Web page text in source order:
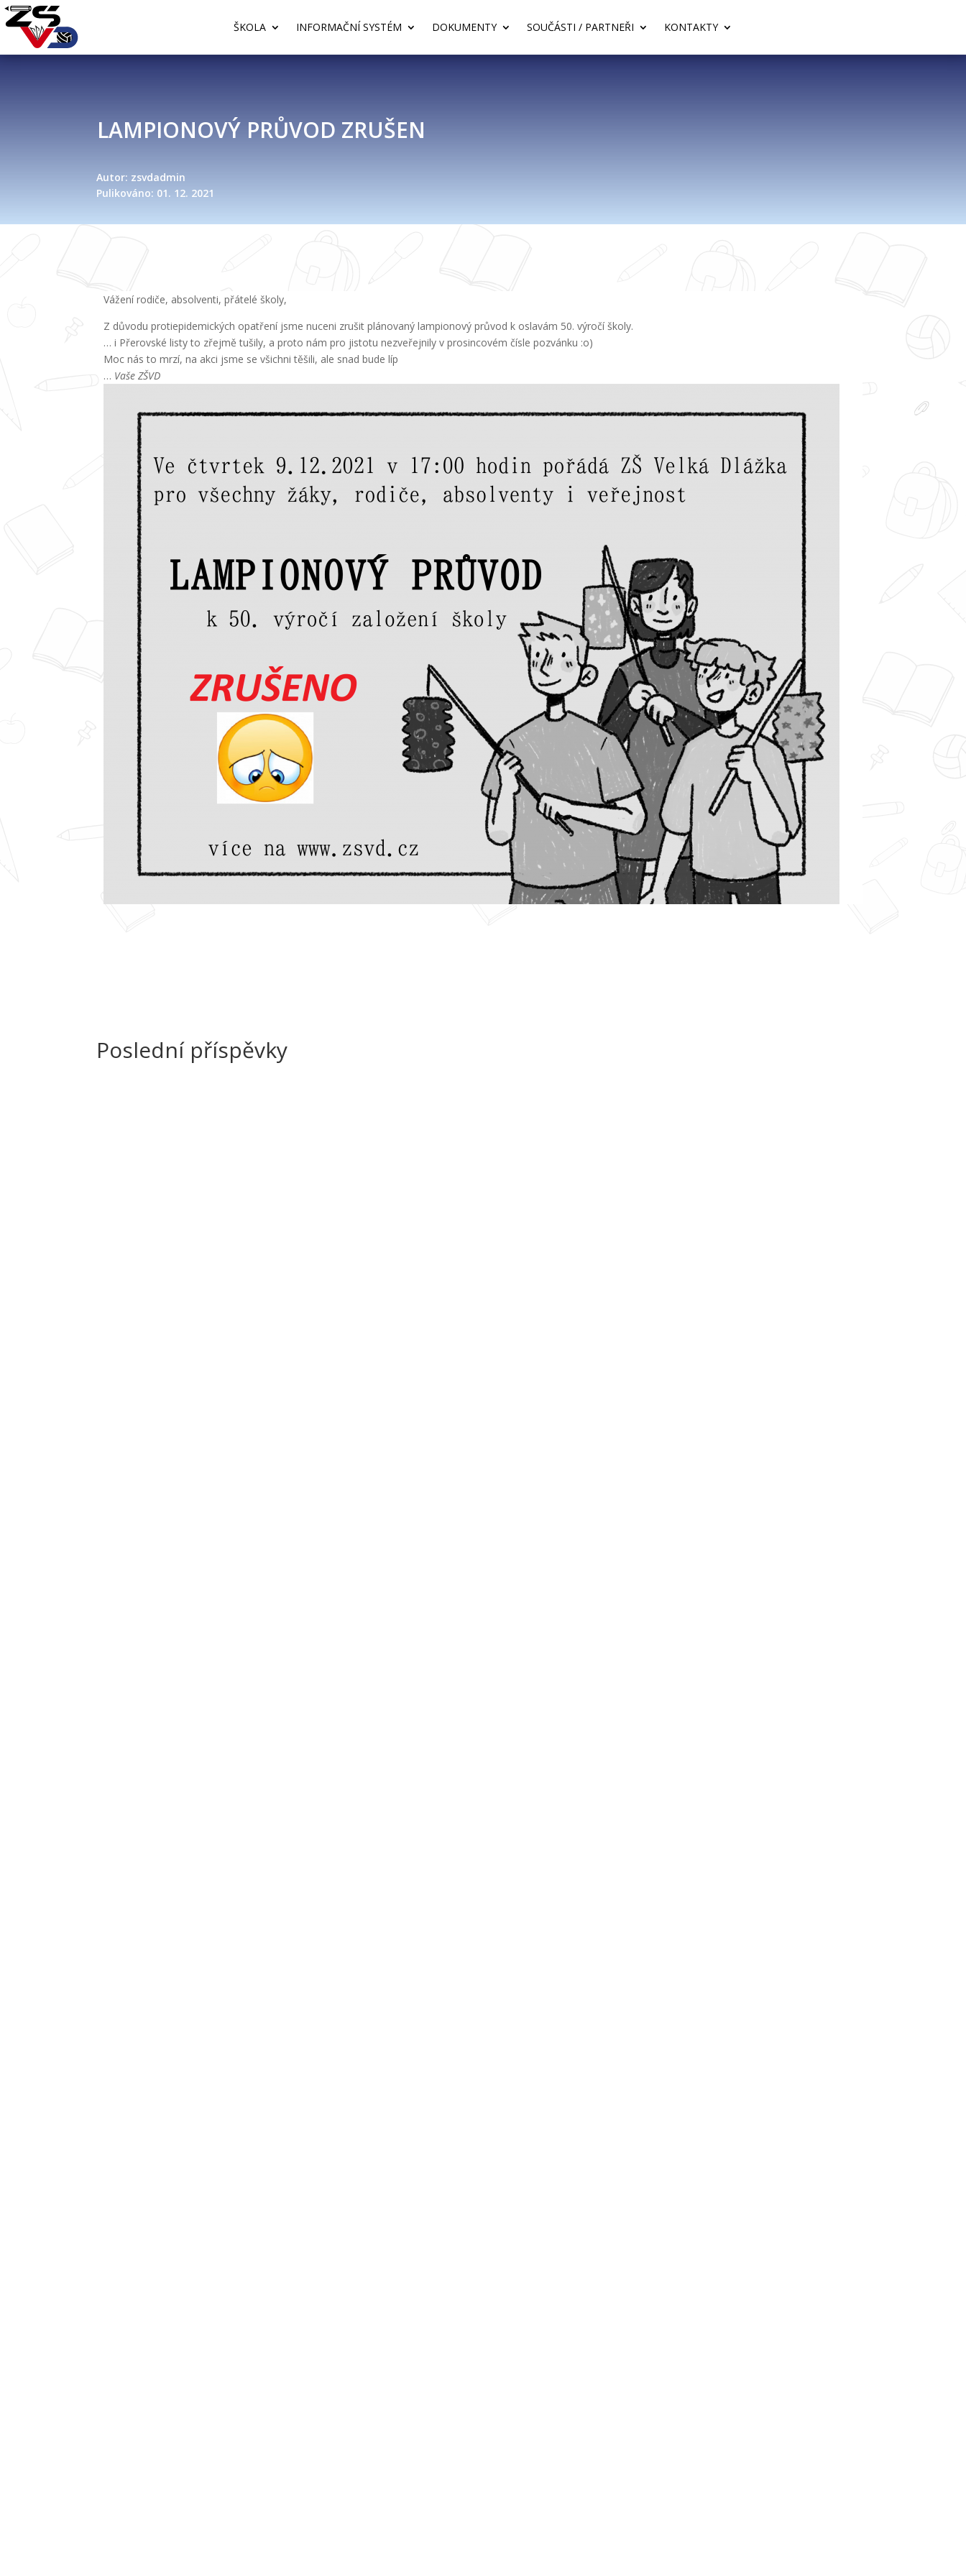
ŠKOLA INFORMAČNÍ SYSTÉM DOKUMENTY SOUČÁSTI / PARTNEŘI KONTAKTY
LAMPIONOVÝ PRŮVOD ZRUŠEN
Autor: zsvdadmin
Pulikováno: 01. 12. 2021
Vážení rodiče, absolventi, přátelé školy,
Z důvodu protiepidemických opatření jsme nuceni zrušit plánovaný lampionový průvod k oslavám 50. výročí školy.
… i Přerovské listy to zřejmě tušily, a proto nám pro jistotu nezveřejnily v prosincovém čísle pozvánku :o)
Moc nás to mrzí, na akci jsme se všichni těšili, ale snad bude líp
… Vaše ZŠVD
Poslední příspěvky